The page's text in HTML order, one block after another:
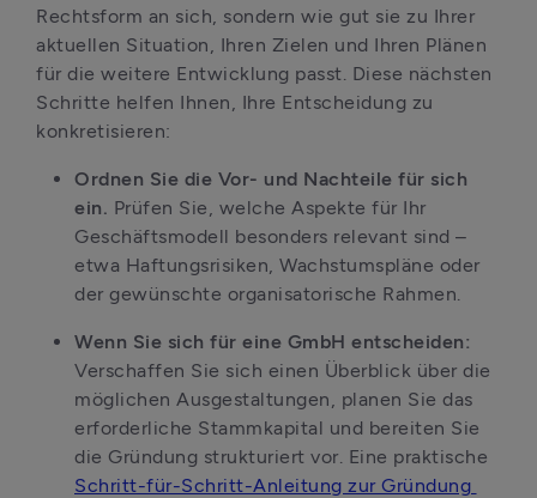
Rechtsform an sich, sondern wie gut sie zu Ihrer
aktuellen Situation, Ihren Zielen und Ihren Plänen
für die weitere Entwicklung passt. Diese nächsten
Schritte helfen Ihnen, Ihre Entscheidung zu
konkretisieren:
Ordnen Sie die Vor- und Nachteile für sich
ein. Prüfen Sie, welche Aspekte für Ihr
Geschäftsmodell besonders relevant sind –
etwa Haftungsrisiken, Wachstumspläne oder
der gewünschte organisatorische Rahmen.
Verschaffen Sie sich einen Überblick über die
möglichen Ausgestaltungen, planen Sie das
erforderliche Stammkapital und bereiten Sie
Schritt-für-Schritt-Anleitung zur Gründung